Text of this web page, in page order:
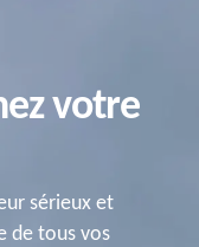
votre
sérieux et
de tous vos